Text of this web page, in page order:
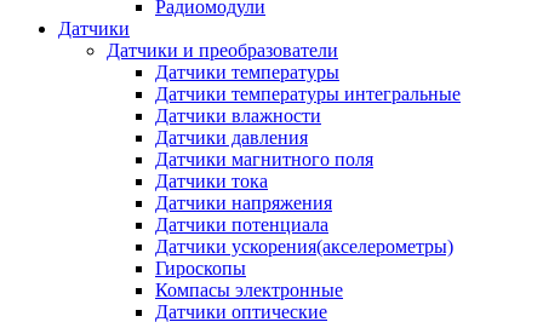
Радиомодули
Датчики
Датчики и преобразователи
Датчики температуры
Датчики температуры интегральные
Датчики влажности
Датчики давления
Датчики магнитного поля
Датчики тока
Датчики напряжения
Датчики потенциала
Датчики ускорения(акселерометры)
Гироскопы
Компасы электронные
Датчики оптические